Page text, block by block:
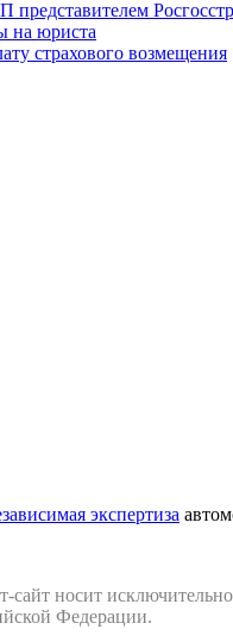
на юриста
страхового возмещения
экспертиза
носит
Федерации.